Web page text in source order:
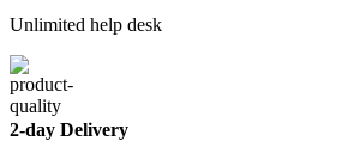
Unlimited help desk
2-day Delivery